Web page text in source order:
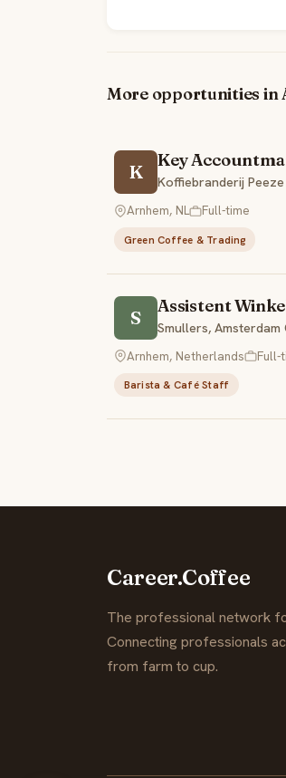
More opportunities in
K
Key
Koffiebranderij Peeze
Arnhem, NL
Full-time
Green Coffee & Trading
S
Assistent
Smullers,
Arnhem, Netherlands
Full-
Barista & Café Staff
Career.Coffee
The professional network
Connecting professionals
from farm to cup.